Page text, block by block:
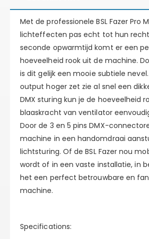
Met de professionele BSL Fazer Pro
lichteffecten pas echt tot hun
seconde opwarmtijd komt er een
hoeveelheid rook uit de machine.
is dit gelijk een mooie subtiele
output hoger zet zie al snel een
DMX sturing kun je de hoeveelheid
blaaskracht van ventilator
Door de 3 en 5 pins DMX-
machine in een handomdraai
lichtsturing. Of de BSL Fazer nou
wordt of in een vaste installatie, in
het een perfect betrouwbare en
machine.
Specifications: